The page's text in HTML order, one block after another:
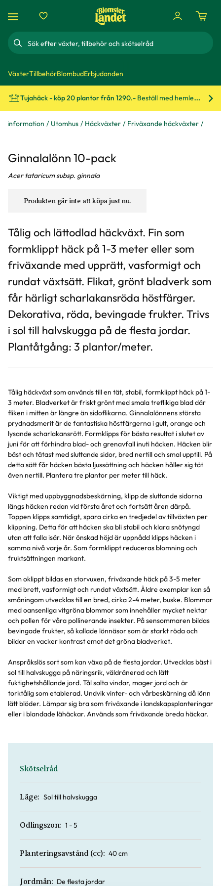
Sök
VäxterTillbehörBlombudErbjudanden
Tujahäck - köp 20 plantor från 1290.- Beställ med hemleverans!
Utomhus Häckväxter Friväxande häckväxter
Ginnalalönn 10-pack
Acer tataricum subsp. ginnala
Produkten går inte att köpa just nu.
Tålig och lättodlad häckväxt. Fin som
formklippt häck på 1-3 meter eller som
friväxande med upprätt, vasformigt och
rundat växtsätt. Flikat, grönt bladverk som
får härligt scharlakansröda höstfärger.
Dekorativa, röda, bevingade frukter. Trivs
i sol till halvskugga på de flesta jordar.
Plantåtgång: 3 plantor/meter.
Tålig häckväxt som används till en tät, stabil, formklippt häck på 1-
3 meter. Bladverket är friskt grönt med smala treflikiga blad där
fliken i mitten är längre än sidoflikarna. Ginnalalönnens största
prydnadsmerit är de fantastiska höstfärgerna i gult, orange och
lysande scharlakansrött. Formklipps för bästa resultat i slutet av
juni för att förhindra blad- och grenavfall inuti häcken. Häcken blir
bäst och tätast med sluttande sidor, bred nertill och smal upptill. På
detta sätt får häcken bästa ljussättning och häcken håller sig tät
även nertill. Plantera tre plantor per meter till häck.
Viktigt med uppbyggnadsbeskärning, klipp de sluttande sidorna
längs häcken redan vid första året och fortsätt åren därpå.
Toppen klipps samtidigt, spara cirka en tredjedel av tillväxten per
klippning. Detta för att häcken ska bli stabil och klara snötyngd
utan att falla isär. När önskad höjd är uppnådd klipps häcken i
samma nivå varje år. Som formklippt reduceras blomning och
fruktsättningen markant.
Som oklippt bildas en storvuxen, friväxande häck på 3-5 meter
med brett, vasformigt och rundat växtsätt. Äldre exemplar kan så
småningom utvecklas till en bred, cirka 2-4 meter, buske. Blommar
med oansenliga vitgröna blommor som innehåller mycket nektar
och pollen för våra pollinerande insekter. På sensommaren bildas
bevingade frukter, så kallade lönnäsor som är starkt röda och
bildar en vacker kontrast emot det gröna bladverket.
Anspråkslös sort som kan växa på de flesta jordar. Utvecklas bäst i
sol till halvskugga på näringsrik, väldränerad och lätt
fuktighetshållande jord. Tål salta vindar, mager jord och är
torktålig som etablerad. Undvik vinter- och vårbeskärning då lönn
lätt blöder. Lämpar sig bra som friväxande i landskapsplanteringar
eller i blandade lähäckar. Används som friväxande breda häckar.
Skötselråd
Läge: Sol till halvskugga
Odlingszon: 1 - 5
Planteringsavstånd (cc): 40 cm
Jordmån: De flesta jordar